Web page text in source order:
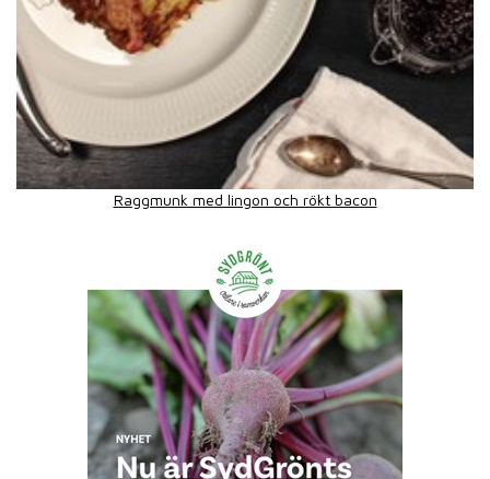
Raggmunk med lingon och rökt bacon